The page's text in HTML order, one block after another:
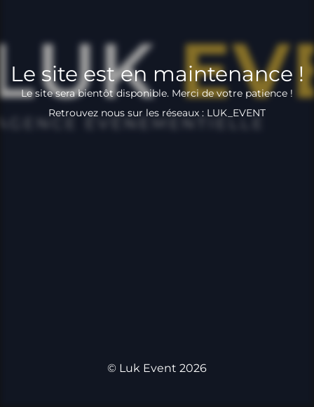
Le site est en maintenance !
Le site sera bientôt disponible. Merci de votre patience !
Retrouvez nous sur les réseaux : LUK_EVENT
© Luk Event 2026